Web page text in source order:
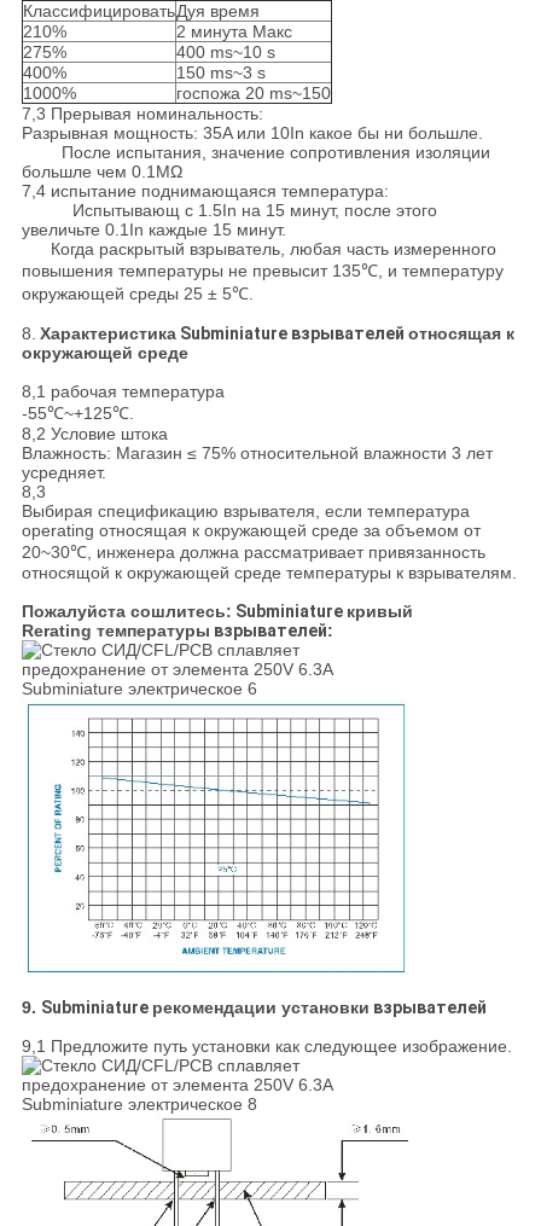
КлассифицироватьДуя время
210%
2 минута Макс
275%
400 ms~10 s
400%
150 ms~3 s
1000%
госпожа 20 ms~150
7,3 Прерывая номинальность:
Разрывная мощность: 35A или 10In какое бы ни большле.
После испытания, значение сопротивления изоляции
большле чем 0.1ΜΩ
7,4 испытание поднимающаяся температура:
Испытывающ с 1.5In на 15 минут, после этого
увеличьте 0.1In каждые 15 минут.
Когда раскрытый взрыватель, любая часть измеренного
повышения температуры не превысит 135℃, и температуру
окружающей среды 25 ± 5℃.
8. ХарактеристикаSubminiature взрывателей относящая к
окружающей среде
8,1 рабочая температура
-55℃~+125℃.
8,2 Условие штока
Влажность: Магазин ≤ 75% относительной влажности 3 лет
усредняет.
8,3
Выбирая спецификацию взрывателя, если температура
operating относящая к окружающей среде за объемом от
20~30℃, инженера должна рассматривает привязанность
относящой к окружающей среде температуры к взрывателям.
Пожалуйста сошлитесь: Subminiature кривый
Rerating температуры взрывателей:
9. Subminiature рекомендации установки взрывателей
9,1 Предложите путь установки как следующее изображение.